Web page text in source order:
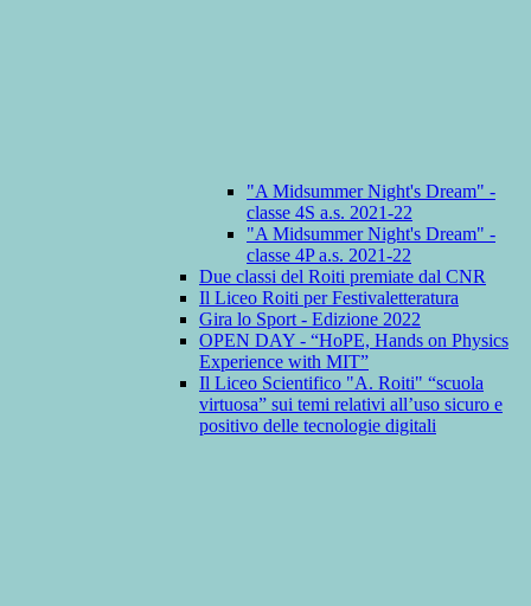
"A Midsummer Night's Dream" -
classe 4S a.s. 2021-22
"A Midsummer Night's Dream" -
classe 4P a.s. 2021-22
Due classi del Roiti premiate dal CNR
Il Liceo Roiti per Festivaletteratura
Gira lo Sport - Edizione 2022
OPEN DAY - “HoPE, Hands on Physics
Experience with MIT”
Il Liceo Scientifico "A. Roiti" “scuola
virtuosa” sui temi relativi all’uso sicuro e
positivo delle tecnologie digitali